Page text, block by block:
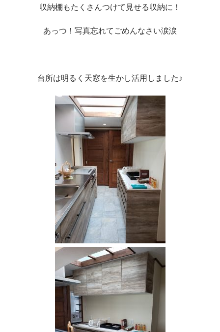
収納棚もたくさんつけて見せる収納に！
あっつ！写真忘れてごめんなさい涙涙
台所は明るく天窓を生かし活用しました♪